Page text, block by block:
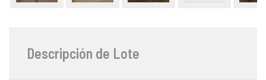
Descripción de Lote